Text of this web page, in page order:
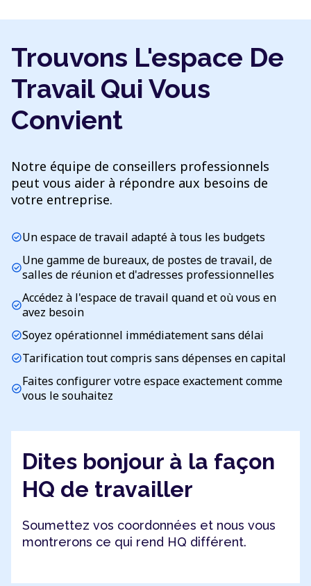
Trouvons L'espace De
Travail Qui Vous
Convient
Notre équipe de conseillers professionnels
peut vous aider à répondre aux besoins de
votre entreprise.
check_circleUn espace de travail adapté à tous les budgets
check_circleUne gamme de bureaux, de postes de travail, de
salles de réunion et d'adresses professionnelles
check_circleAccédez à l'espace de travail quand et où vous en
avez besoin
check_circleSoyez opérationnel immédiatement sans délai
check_circleTarification tout compris sans dépenses en capital
check_circleFaites configurer votre espace exactement comme
vous le souhaitez
Dites bonjour à la façon
HQ de travailler
Soumettez vos coordonnées et nous vous
montrerons ce qui rend HQ différent.